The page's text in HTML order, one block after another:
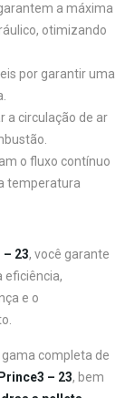
a máxima
otimizando
por garantir uma
a circulação de ar
o fluxo contínuo
temperatura
– 23, você garante
eficiência,
e o
completa de
– 23, bem